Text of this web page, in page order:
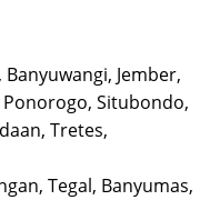
Jember,
Situbondo,
Tretes,
Tegal, Banyumas,